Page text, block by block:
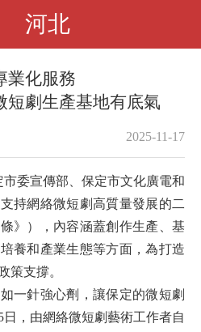
河北
業化服務
劇生產基地有底氣
2025-11-17
委宣傳部、保定市文化廣電和
持網絡微短劇高質量發展的二
》），內容涵蓋創作生產、基
養和產業生態等方面，為打造
策支撐。
針強心劑，讓保定的微短劇
，由網絡微短劇藝術工作者自